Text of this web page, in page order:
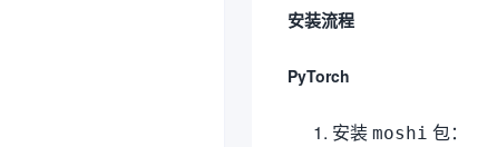
安装流程
PyTorch
安装 moshi 包：